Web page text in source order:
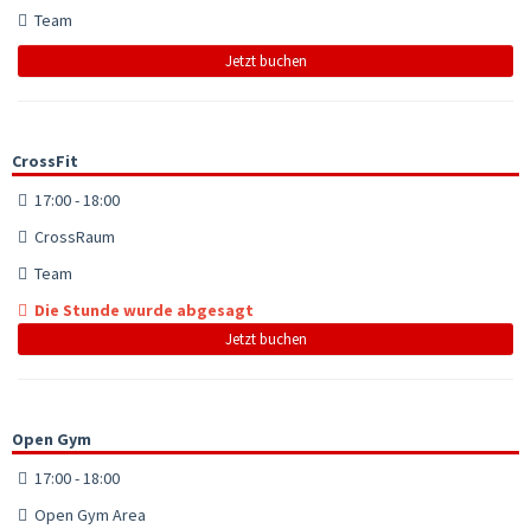
Team
Jetzt buchen
CrossFit
17:00 - 18:00
CrossRaum
Team
Die Stunde wurde abgesagt
Jetzt buchen
Open Gym
17:00 - 18:00
Open Gym Area